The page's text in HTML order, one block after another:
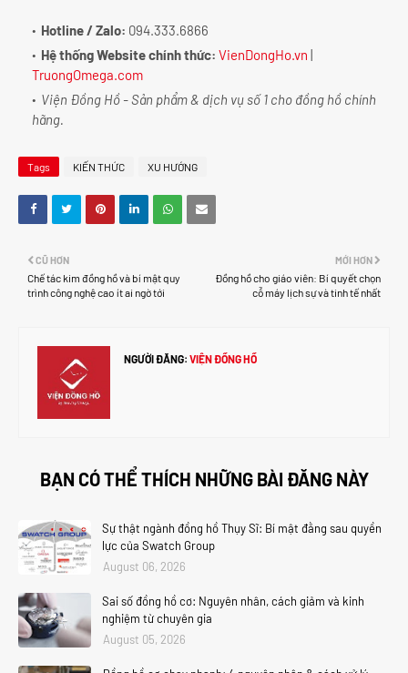
Hotline / Zalo: 094.333.6866
Hệ thống Website chính thức: VienDongHo.vn |
TruongOmega.com
Viện Đồng Hồ - Sản phẩm & dịch vụ số 1 cho đồng hồ chính
hãng.
Tags KIẾN THỨC XU HƯỚNG
MỚI HƠN
Đồng hồ cho giáo viên: Bí quyết chọn
cỗ máy lịch sự và tinh tế nhất
CŨ HƠN
Chế tác kim đồng hồ và bí mật quy
trình công nghệ cao ít ai ngờ tới
NGƯỜI ĐĂNG: VIỆN ĐỒNG HỒ
BẠN CÓ THỂ THÍCH NHỮNG BÀI ĐĂNG NÀY
Sự thật ngành đồng hồ Thụy Sĩ: Bí mật đằng sau quyền
lực của Swatch Group
August 06, 2026
Sai số đồng hồ cơ: Nguyên nhân, cách giảm và kinh
nghiệm từ chuyên gia
August 05, 2026